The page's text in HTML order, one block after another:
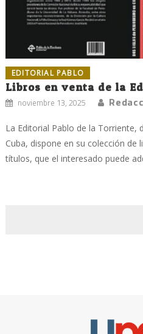
EDITORIAL PABLO
Libros en venta de la
noviembre 13, 2025
La Editorial Pablo de la Torriente,
Cuba, dispone en su colección de
títulos, que el interesado puede